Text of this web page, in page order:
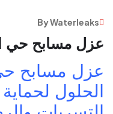
By Waterleaks
عزل مسابح حي المنار
عزل مسابح
الحلول